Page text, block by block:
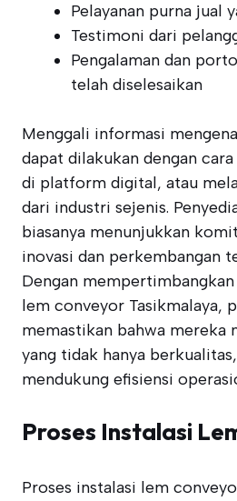
Pelayanan purna jual
Testimoni dari
Pengalaman dan
telah diselesaikan
Menggali informasi
dapat dilakukan dengan
di platform digital, atau
dari industri sejenis.
biasanya menunjukkan
inovasi dan perkembangan
Dengan
lem conveyor Tasikmalaya,
memastikan bahwa mereka
yang tidak hanya
mendukung efisiensi
Proses Instalasi
Proses instalasi lem